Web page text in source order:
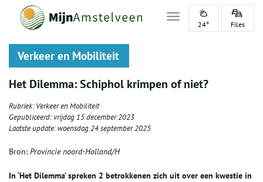
Toggle navigation
24° Files
Verkeer en Mobiliteit
Het Dilemma: Schiphol krimpen of niet?
Rubriek:Verkeer en Mobiliteit
Gepubliceerd:vrijdag 15 december 2023
Laatste update:woensdag 24 september 2025
Bron: Provincie noord-Holland/H
In ‘Het Dilemma’ spreken 2 betrokkenen zich uit over een kwestie in